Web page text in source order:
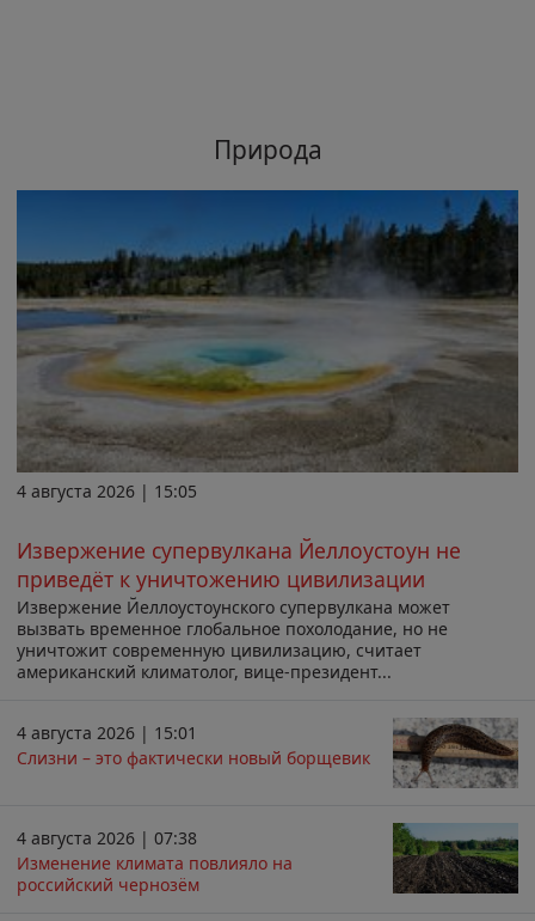
Природа
4 августа 2026 | 15:05
Извержение супервулкана Йеллоустоун не
приведёт к уничтожению цивилизации
Извержение Йеллоустоунского супервулкана может
вызвать временное глобальное похолодание, но не
уничтожит современную цивилизацию, считает
американский климатолог, вице-президент...
4 августа 2026 | 15:01
Слизни – это фактически новый борщевик
4 августа 2026 | 07:38
Изменение климата повлияло на
российский чернозём